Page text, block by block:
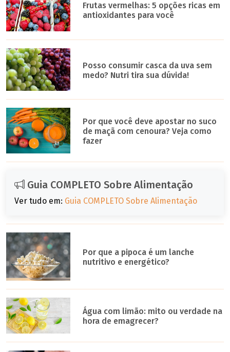
Frutas vermelhas: 5 opções ricas em
antioxidantes para você
Posso consumir casca da uva sem
medo? Nutri tira sua dúvida!
Por que você deve apostar no suco
de maçã com cenoura? Veja como
fazer
Guia COMPLETO Sobre Alimentação
Ver tudo em: Guia COMPLETO Sobre Alimentação
Por que a pipoca é um lanche
nutritivo e energético?
Água com limão: mito ou verdade na
hora de emagrecer?